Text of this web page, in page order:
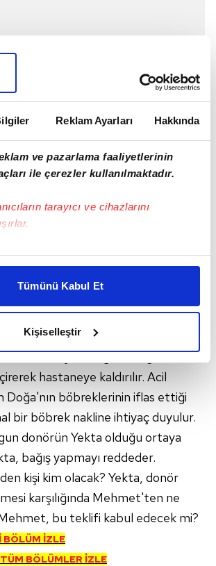
Reklam Ayarları Hakkında
ve pazarlama faaliyetlerinin
ile çerezler kullanılmaktadır.
tarayıcı ve cihazlarını
halinde sizlere özel
yaşatabiliriz. Bunu yaparken
daha iyi bir reklam deneyimi sunmak
gösterdiğimizi ve bu noktada,
sizlere hatırlatmak isteriz.
bu çerezlere izin vermedikleri
hedefli reklamlar
hizmet sunabilmek için İnternet
ve üçüncü kişilere ait çerezler
Bu çerezler vasıtasıyla çeşitli kişisel
olup gerekli olan çerezler bilgi
sunulması amacıyla
çerezler, sitemizin daha işlevsel
Tümünü Kabul Et
Kişiselleştir
evi satın alan kişinin Ferit
büyük bir tepki gösterir.
kaçtıkları gün, Doğa ciddi bir
hastaneye kaldırılır. Acil
Doğa'nın böbreklerinin iflas ettiği
bir böbrek nakline ihtiyaç duyulur.
donörün Yekta olduğu ortaya
bağış yapmayı reddeder.
kişi kim olacak? Yekta, donör
karşılığında Mehmet'ten ne
bu teklifi kabul edecek mi?
BÖLÜM İZLE
BÖLÜMLER İZLE